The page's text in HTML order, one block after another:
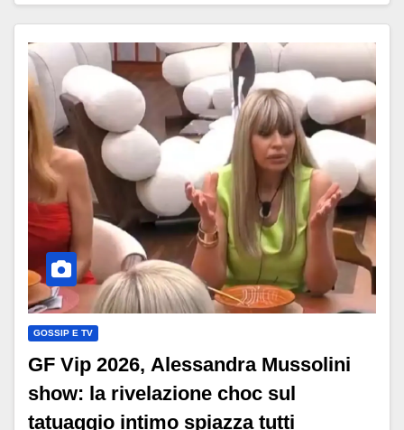
GOSSIP E TV
GF Vip 2026, Alessandra Mussolini
show: la rivelazione choc sul
tatuaggio intimo spiazza tutti